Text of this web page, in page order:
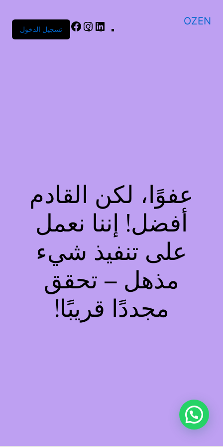
OZEN
تسجيل الدخول
عفوًا، لكن القادم
أفضل! إننا نعمل
على تنفيذ شيء
مذهل – تحقق
مجددًا قريبًا!